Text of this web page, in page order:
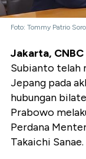
Foto: Tommy Patrio
Jakarta,
Subianto telah
Jepang pada
hubungan
Prabowo
Perdana
Takaichi Sanae.